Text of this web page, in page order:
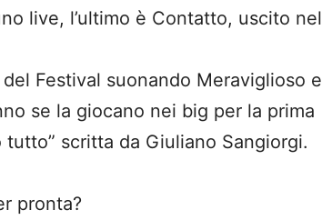
live, l’ultimo è Contatto, uscito nel
Festival suonando Meraviglioso e
se la giocano nei big per la prima
scritta da Giuliano Sangiorgi.
pronta?